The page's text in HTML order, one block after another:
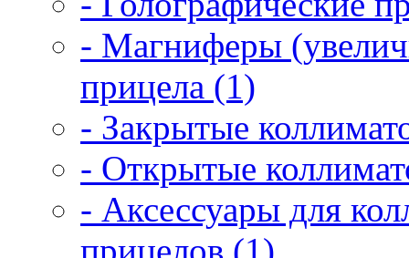
- Магниферы
прицела (1)
- Закрытые
- Открытые
- Аксессуары для
прицелов (1)